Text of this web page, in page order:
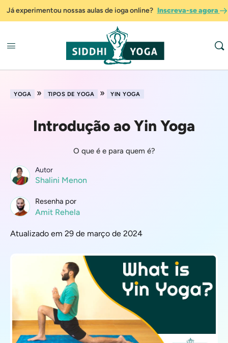
Já experimentou nossas aulas de ioga online? Inscreva-se agora
YOGA » TIPOS DE YOGA » YIN YOGA
Introdução ao Yin Yoga
O que é e para quem é?
Autor
Shalini Menon
Resenha por
Amit Rehela
Atualizado em 29 de março de 2024